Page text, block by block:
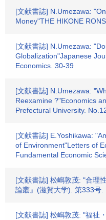
[文献書誌] N.Umezawa:
Money"THE HIKONE
[文献書誌] N.Umezawa:
Globalization"Japanese
Economics. 30-39
[文献書誌] N.Umezawa:
Reexamine ?"Economics
Prefectural University.
[文献書誌] E.Yoshikawa:
of Environment"Letters of
Fundamental Economic
[文献書誌] 松嶋敦茂: "合理
論叢』(滋賀大学). 第333号.
[文献書誌] 松嶋敦茂: "福祉